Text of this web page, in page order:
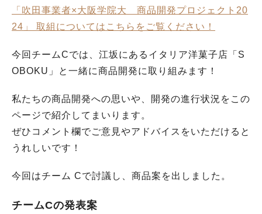
「吹田事業者×大阪学院大 商品開発プロジェクト20
24」 取組についてはこちらをご覧ください！
今回チームCでは、江坂にあるイタリア洋菓子店「S
OBOKU」と一緒に商品開発に取り組みます！
私たちの商品開発への思いや、開発の進行状況をこの
ページで紹介してまいります。
ぜひコメント欄でご意見やアドバイスをいただけると
うれしいです！
今回はチーム Cで討議し、商品案を出しました。
チームCの発表案